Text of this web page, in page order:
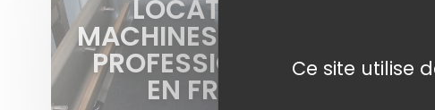
LOCATION DE
MACHINES SOUS VIDE
PROFESSIONNELLES
EN FRANCE
Ce site utilise